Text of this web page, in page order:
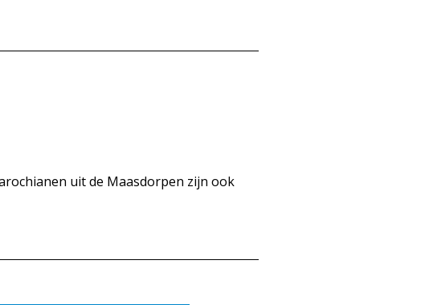
uit de Maasdorpen zijn ook